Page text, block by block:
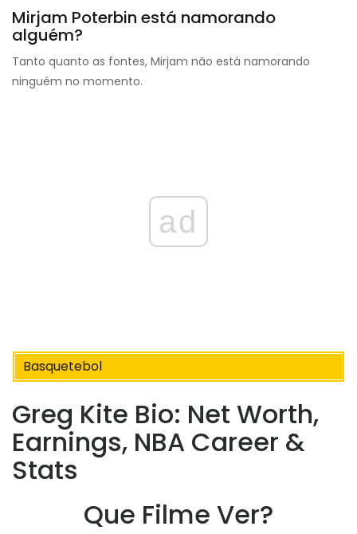
Mirjam Poterbin está namorando
alguém?
Tanto quanto as fontes, Mirjam não está namorando
ninguém no momento.
ad
Basquetebol
Greg Kite Bio: Net Worth,
Earnings, NBA Career &
Stats
Que Filme Ver?